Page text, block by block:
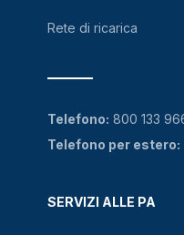
Rete di ricarica
SERVIZI ALLE PA
Telefono: 800 133
Telefono per estero: